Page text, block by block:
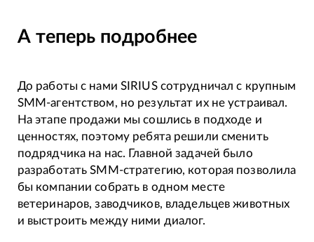
А теперь подробнее
До работы с нами SIRIUS сотрудничал с крупным
SMM-агентством, но результат их не устраивал.
На этапе продажи мы сошлись в подходе и
ценностях, поэтому ребята решили сменить
подрядчика на нас. Главной задачей было
разработать SMM-стратегию, которая позволила
бы компании собрать в одном месте
ветеринаров, заводчиков, владельцев животных
и выстроить между ними диалог.